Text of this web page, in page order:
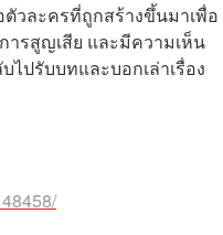
วละครที่ถูกสร้างขึ้นมาเพื่อ
ารสูญเสีย และมีความเห็น
ปรับบทและบอกเล่าเรื่อง